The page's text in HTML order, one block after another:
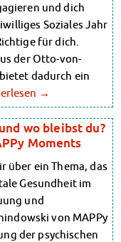
und dich
Soziales Jahr
für dich.
der Otto-von-
dadurch ein
→
wo bleibst du?
Moments
über ein Thema, das
Gesundheit im
und
von MAPPy
der psychischen